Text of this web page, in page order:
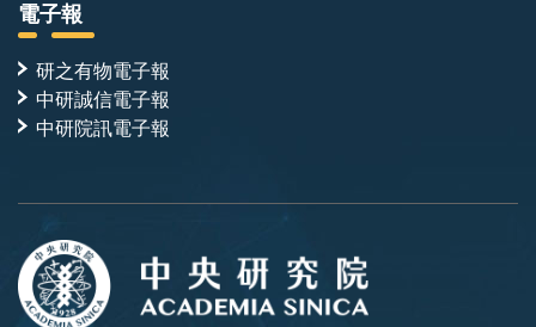
電子報
研之有物電子報
中研誠信電子報
中研院訊電子報